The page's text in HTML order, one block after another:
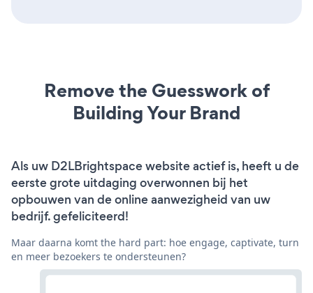
Remove the Guesswork of
Building Your Brand
Als uw D2LBrightspace website actief is, heeft u de
eerste grote uitdaging overwonnen bij het
opbouwen van de online aanwezigheid van uw
bedrijf. gefeliciteerd!
Maar daarna komt the hard part: hoe engage, captivate, turn
en meer bezoekers te ondersteunen?